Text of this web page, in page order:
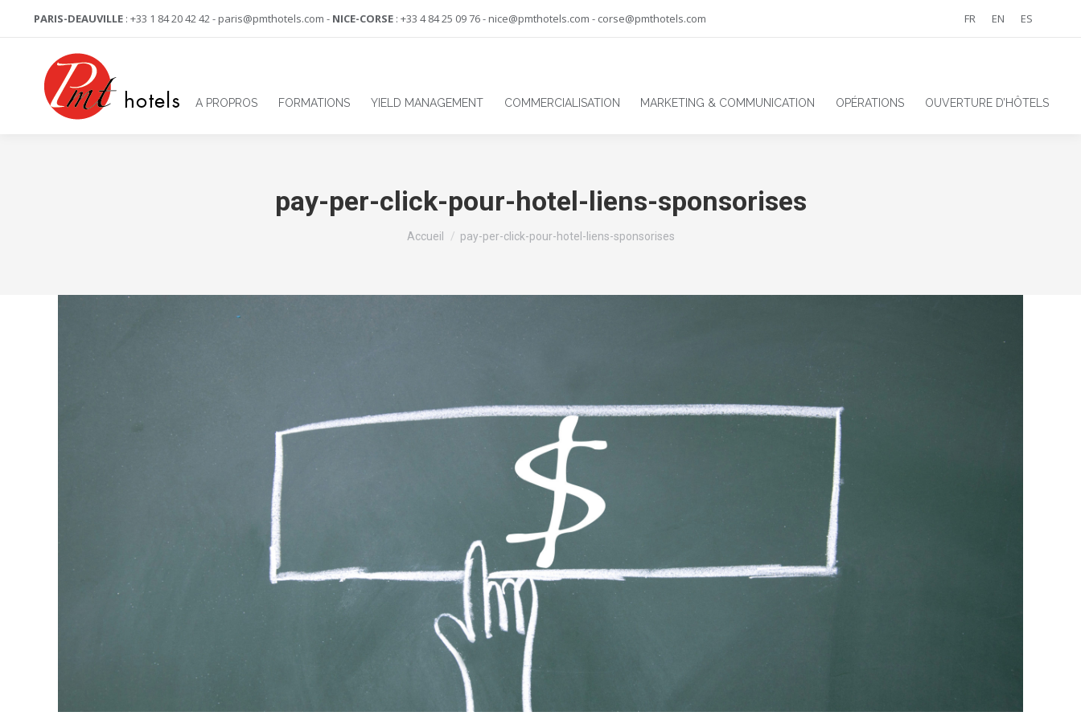
PARIS-DEAUVILLE : +33 1 84 20 42 42 - paris@pmthotels.com - NICE-CORSE : +33 4 84 25 09 76 - nice@pmthotels.com - corse@pmthotels.com FR EN ES
A PROPROS FORMATIONS YIELD MANAGEMENT COMMERCIALISATION MARKETING & COMMUNICATION OPÉRATIONS OUVERTURE D’HÔTELS
pay-per-click-pour-hotel-liens-sponsorises
Vous êtes ici :
Accueil pay-per-click-pour-hotel-liens-sponsorises